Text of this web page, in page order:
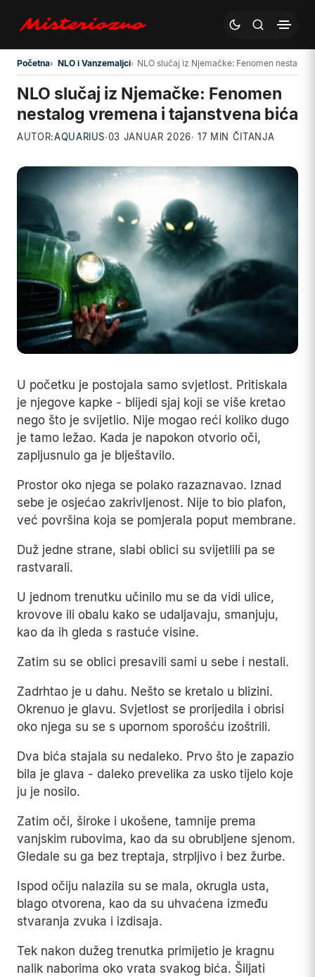
Preskoči na glavni sadržaj
Početna NLO i Vanzemaljci NLO slučaj iz Njemačke: Fenomen
NLO slučaj iz Njemačke: Fenomen
nestalog vremena i tajanstvena bića
AUTOR:AQUARIUS·03 JANUAR 2026· 17 MIN ČITANJA
U početku je postojala samo svjetlost. Pritiskala
je njegove kapke - blijedi sjaj koji se više kretao
nego što je svijetlio. Nije mogao reći koliko dugo
je tamo ležao. Kada je napokon otvorio oči,
zapljusnulo ga je blještavilo.
Prostor oko njega se polako razaznavao. Iznad
sebe je osjećao zakrivljenost. Nije to bio plafon,
već površina koja se pomjerala poput membrane.
Duž jedne strane, slabi oblici su svijetlili pa se
rastvarali.
U jednom trenutku učinilo mu se da vidi ulice,
krovove ili obalu kako se udaljavaju, smanjuju,
kao da ih gleda s rastuće visine.
Zatim su se oblici presavili sami u sebe i nestali.
Zadrhtao je u dahu. Nešto se kretalo u blizini.
Okrenuo je glavu. Svjetlost se prorijedila i obrisi
oko njega su se s upornom sporošću izoštrili.
Dva bića stajala su nedaleko. Prvo što je zapazio
bila je glava - daleko prevelika za usko tijelo koje
ju je nosilo.
Zatim oči, široke i ukošene, tamnije prema
vanjskim rubovima, kao da su obrubljene sjenom.
Gledale su ga bez treptaja, strpljivo i bez žurbe.
Ispod očiju nalazila su se mala, okrugla usta,
blago otvorena, kao da su uhvaćena između
stvaranja zvuka i izdisaja.
Tek nakon dužeg trenutka primijetio je kragnu
nalik naborima oko vrata svakog bića. Šiljati